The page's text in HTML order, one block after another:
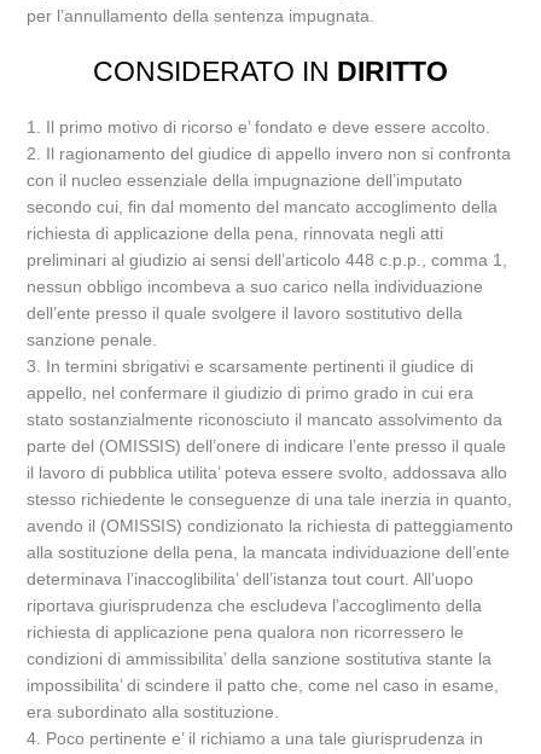
per l’annullamento della sentenza impugnata.
CONSIDERATO IN DIRITTO
1. Il primo motivo di ricorso e’ fondato e deve essere accolto.
2. Il ragionamento del giudice di appello invero non si confronta
con il nucleo essenziale della impugnazione dell’imputato
secondo cui, fin dal momento del mancato accoglimento della
richiesta di applicazione della pena, rinnovata negli atti
preliminari al giudizio ai sensi dell’articolo 448 c.p.p., comma 1,
nessun obbligo incombeva a suo carico nella individuazione
dell’ente presso il quale svolgere il lavoro sostitutivo della
sanzione penale.
3. In termini sbrigativi e scarsamente pertinenti il giudice di
appello, nel confermare il giudizio di primo grado in cui era
stato sostanzialmente riconosciuto il mancato assolvimento da
parte del (OMISSIS) dell’onere di indicare l’ente presso il quale
il lavoro di pubblica utilita’ poteva essere svolto, addossava allo
stesso richiedente le conseguenze di una tale inerzia in quanto,
avendo il (OMISSIS) condizionato la richiesta di patteggiamento
alla sostituzione della pena, la mancata individuazione dell’ente
determinava l’inaccoglibilita’ dell’istanza tout court. All’uopo
riportava giurisprudenza che escludeva l’accoglimento della
richiesta di applicazione pena qualora non ricorressero le
condizioni di ammissibilita’ della sanzione sostitutiva stante la
impossibilita’ di scindere il patto che, come nel caso in esame,
era subordinato alla sostituzione.
4. Poco pertinente e’ il richiamo a una tale giurisprudenza in